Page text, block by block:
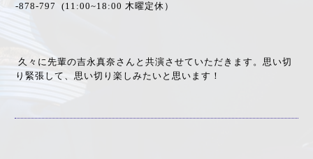
-878-797 (11:00~18:00 木曜定休）
久々に先輩の吉永真奈さんと共演させていただきます。思い切
り緊張して、思い切り楽しみたいと思います！